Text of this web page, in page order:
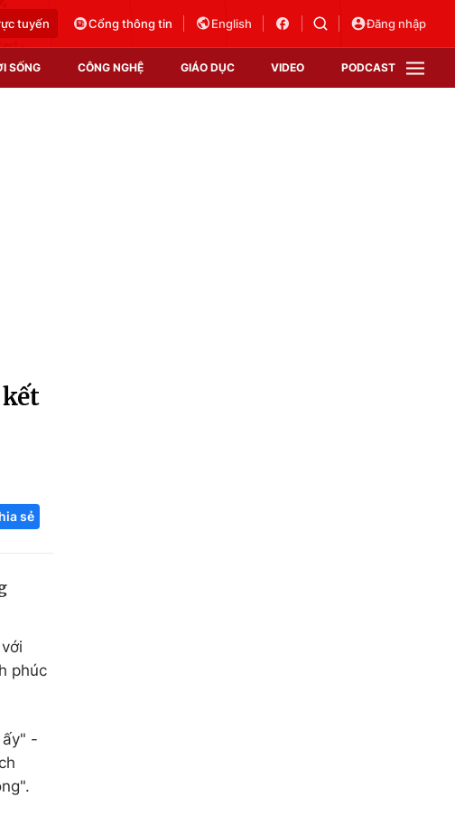
tuyến Cổng thông tin English Đăng nhập
SỐNG CÔNG NGHỆ GIÁO DỤC VIDEO PODCAST
nghệ tương lai
sẻ
phúc
ấy" -